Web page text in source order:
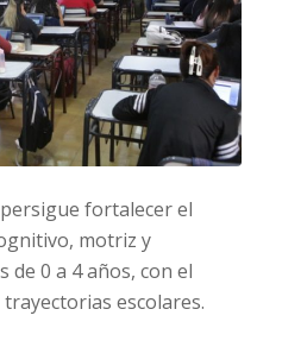
fortalecer el
motriz y
de 0 a 4 años, con el
escolares.